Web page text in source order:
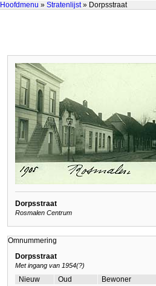
Hoofdmenu » Stratenlijst» Dorpsstraat
Dorpsstraat
Rosmalen Centrum
Omnummering
Dorpsstraat
Met ingang van 1954(?)
Nieuw Oud
Bewoner